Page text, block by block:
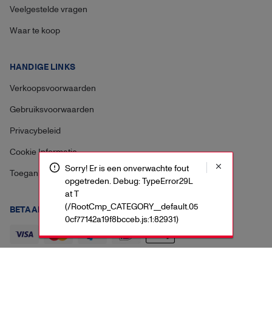
Veelgestelde vragen
Waar te koop
HANDIGE LINKS
Verkoopsvoorwaarden
Gebruiksvoorwaarden
Privacybeleid
Cookie Informatie
Toegankelijkheidsverklaring
BETAAL VEILIG MET:
Sorry! Er is een onverwachte fout
opgetreden. Debug: TypeError29L
at T
(/RootCmp_CATEGORY__default.05
0cf77142a19f8bcceb.js:1:82931)